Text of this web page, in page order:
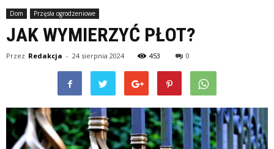
Dom Przęsła ogrodzeniowe
JAK WYMIERZYĆ PŁOT?
Przez Redakcja - 24 sierpnia 2024 453 0